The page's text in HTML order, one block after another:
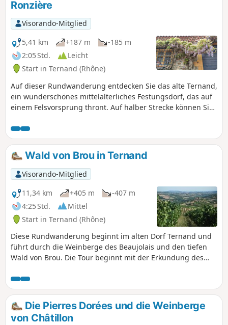
Ronzière
Visorando-Mitglied
5,41 km
+187 m
-185 m
2:05 Std.
Leicht
Start in Ternand (Rhône)
Auf dieser Rundwanderung entdecken Sie das alte Ternand,
ein wunderschönes mittelalterliches Festungsdorf, das auf
einem Felsvorsprung thront. Auf halber Strecke können Sie
bewundern, bevor Sie an einem Teich mit Seerosen
vorbeikommen. Dieser Rundweg kann die sehr interessante
Kulturerbe-Route durch Ternand, Saint-Paule und Saint-
Laurent d'Oingt ergänzen. Wenn Sie in Vieux Ternand
starten, können Sie das Dorf nach der Wanderung in aller
Ruhe besichtigen. Dieser Felsvorsprung ist schon von
weitem zu sehen, wenn Sie andere Wanderungen in der
Umgebung unternehmen.
Wald von Brou in Ternand
Visorando-Mitglied
11,34 km
+405 m
-407 m
4:25 Std.
Mittel
Start in Ternand (Rhône)
Diese Rundwanderung beginnt im alten Dorf Ternand und
führt durch die Weinberge des Beaujolais und den tiefen
Wald von Brou. Die Tour beginnt mit der Erkundung des
verläuft auf kleinen Straßen und leicht befahrbaren Wegen
und bietet schöne Ausblicke auf die umliegenden Berge
des Beaujolais, von Létra bis Oingt.
Die Pierres Dorées und die Weinberge
von Châtillon